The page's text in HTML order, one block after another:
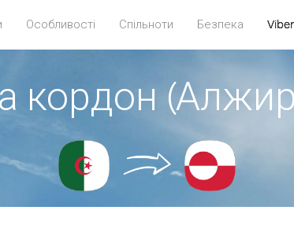
Особливості Спільноти Безпека
кордон